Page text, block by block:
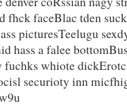
fhck faceBlac tden
picturesTeelugu
hass a falee
fuchks whiote dickErotc
securioty inn